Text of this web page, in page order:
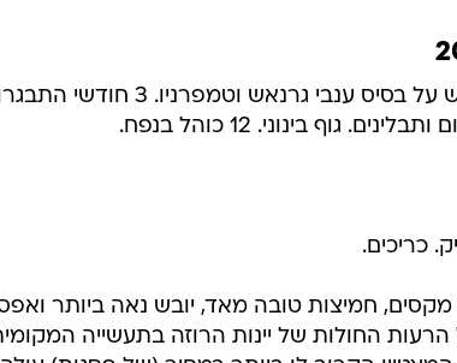
: רוזה יבש על בסיס ענבי גרנאש וטמפרניו. 3
בינוני. 12 כוהל בנפח.
כריכים.
מקסים, חמיצות טובה מאד, יובש נאה ביותר
החולות של יינות הרוזה בתעשייה